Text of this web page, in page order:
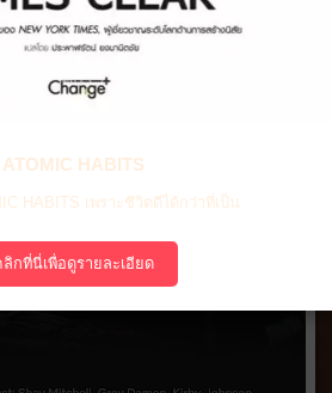
ATOMIC HABITS
HABITS เพราะชีวิตดีได้กว่าที่เป็น
ลิกที่นี่เพื่อดูรายละเอียด